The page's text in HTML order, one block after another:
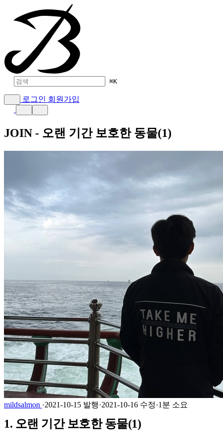
⌘K
로그인 회원가입
JOIN - 오랜 기간 보호한 동물(1)
mildsalmon ·2021-10-15 발행·2021-10-16 수정·1분 소요
1. 오랜 기간 보호한 동물(1)